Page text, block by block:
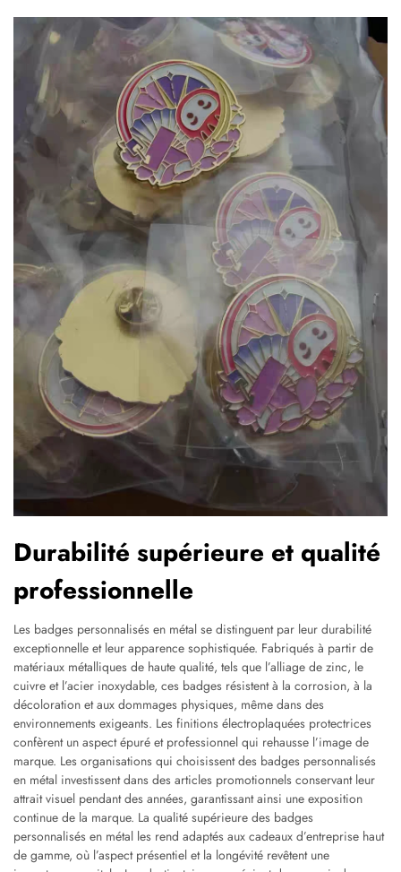
Durabilité supérieure et qualité
professionnelle
Les badges personnalisés en métal se distinguent par leur durabilité
exceptionnelle et leur apparence sophistiquée. Fabriqués à partir de
matériaux métalliques de haute qualité, tels que l’alliage de zinc, le
cuivre et l’acier inoxydable, ces badges résistent à la corrosion, à la
décoloration et aux dommages physiques, même dans des
environnements exigeants. Les finitions électroplaquées protectrices
confèrent un aspect épuré et professionnel qui rehausse l’image de
marque. Les organisations qui choisissent des badges personnalisés
en métal investissent dans des articles promotionnels conservant leur
attrait visuel pendant des années, garantissant ainsi une exposition
continue de la marque. La qualité supérieure des badges
personnalisés en métal les rend adaptés aux cadeaux d’entreprise haut
de gamme, où l’aspect présentiel et la longévité revêtent une